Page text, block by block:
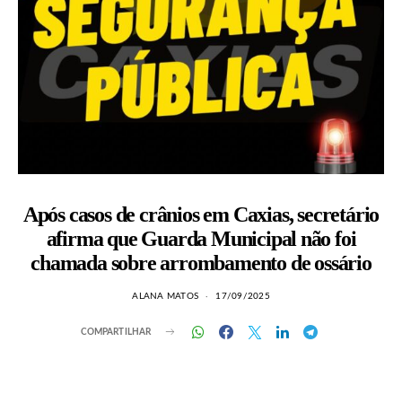
Após casos de crânios em Caxias, secretário
afirma que Guarda Municipal não foi
chamada sobre arrombamento de ossário
ALANA MATOS 17/09/2025
COMPARTILHAR